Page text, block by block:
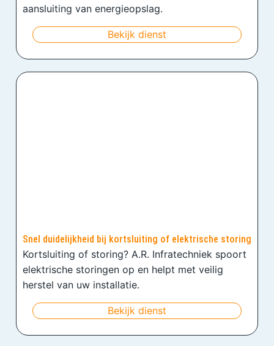
aansluiting van energieopslag.
Bekijk dienst
Snel duidelijkheid bij kortsluiting of elektrische storing
Kortsluiting of storing? A.R. Infratechniek spoort
elektrische storingen op en helpt met veilig
herstel van uw installatie.
Bekijk dienst